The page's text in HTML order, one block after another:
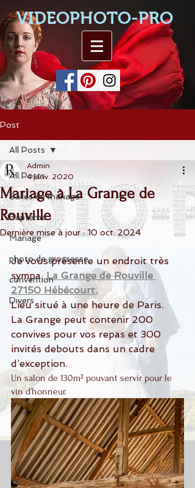
VIDEOPHOTO-PRO
Post
All Posts
Salles de mariage
Baptême
Mariage
photo de grossesse
convention
Divers
All Posts
Mariage à La Grange de
Rouville
Admin
4 janv. 2020
Dernière mise à jour :10 oct. 2024
Je vous présente un endroit très
sympa, La Grange de Rouville
27150 Hébécourt.
Lieu situé à une heure de Paris.
La Grange peut contenir 200
convives pour vos repas et 300
invités debouts dans un cadre
d’exception.
Un salon de 130m² pouvant servir pour le
vin d'honneur.